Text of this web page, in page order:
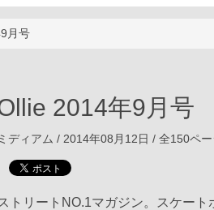
月号
2014年9月号
ミディアム / 2014年08月12日 / 全150ペー
トリートNO.1マガジン。スケー